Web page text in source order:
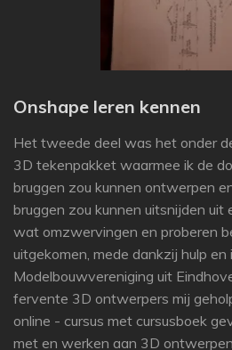
Onshape leren kennen
Het tweede deel was het onder
3D tekenpakket waarmee ik de
bruggen zou kunnen ontwerpen
bruggen zou kunnen uitsnijden uit
wat omzwervingen en proberen
uitgekomen, mede dankzij hulp en
Modelbouwvereniging uit
fervente 3D ontwerpers mij
online - cursus met cursusboek
met en werken aan 3D